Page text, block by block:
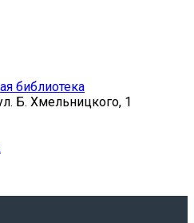
библиотека
Б. Хмельницкого, 1